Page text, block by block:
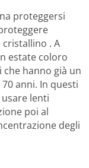
proteggersi
. A
estate coloro
che hanno già un
anni. In questi
lenti
poi al
degli